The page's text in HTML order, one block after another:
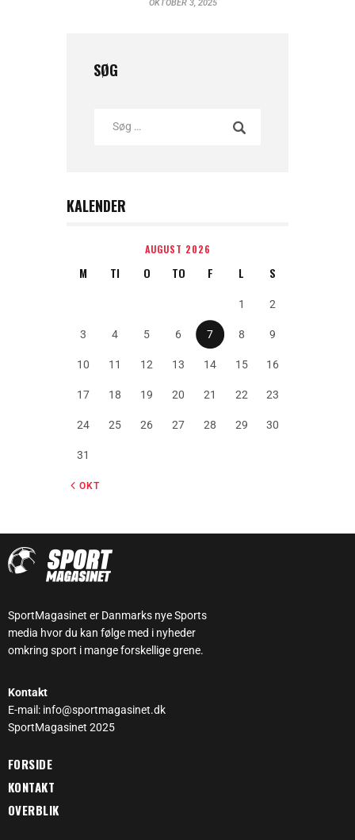
OKTOBER 3, 2025
SØG
KALENDER
AUGUST 2026
M TI O TO F L S
1 2
3 4 5 6 7 8 9
10 11 12 13 14 15 16
17 18 19 20 21 22 23
24 25 26 27 28 29 30
31
« OKT
SportMagasinet er Danmarks nye Sports
media hvor du kan følge med i nyheder
omkring sport i mange forskellige grene.
Kontakt
E-mail: info@sportmagasinet.dk
SportMagasinet 2025
FORSIDE
KONTAKT
OVERBLIK